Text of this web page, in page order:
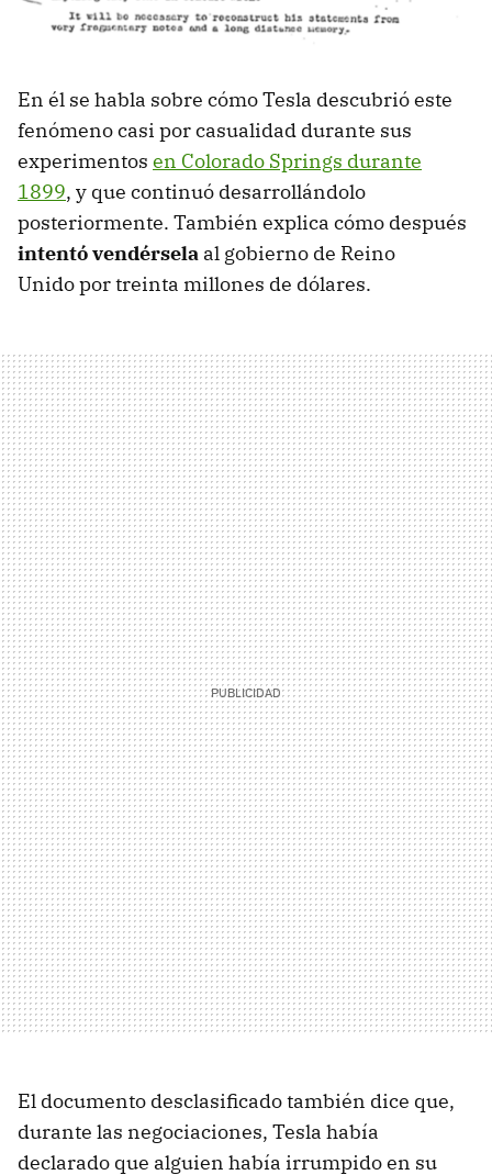
En él se habla sobre cómo Tesla descubrió este
fenómeno casi por casualidad durante sus
experimentos en Colorado Springs durante
1899, y que continuó desarrollándolo
posteriormente. También explica cómo después
intentó vendérsela al gobierno de Reino
Unido por treinta millones de dólares.
El documento desclasificado también dice que,
durante las negociaciones, Tesla había
declarado que alguien había irrumpido en su